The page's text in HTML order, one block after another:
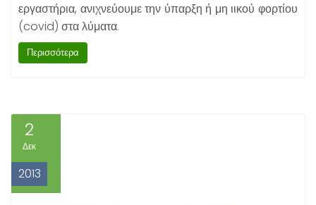
εργαστήρια, ανιχνεύουμε την ύπαρξη ή μη ιικού φορτίου
(covid) στα λύματα.
Περισσότερα
2
Δεκ
2013